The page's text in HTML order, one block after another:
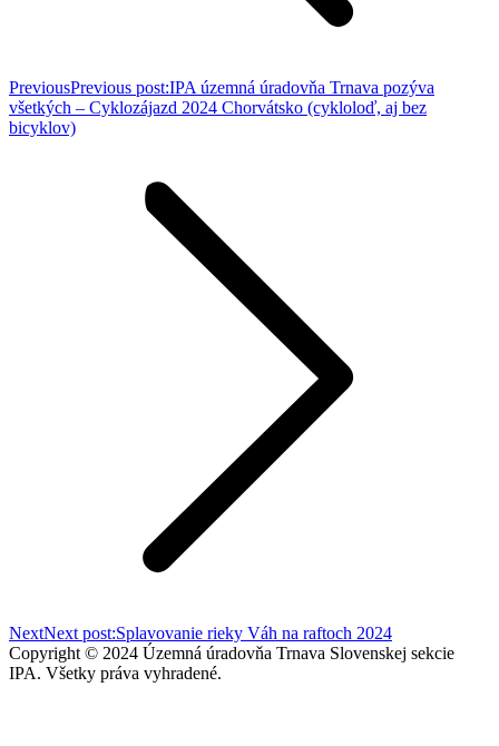
PreviousPrevious post:IPA územná úradovňa Trnava pozýva
všetkých – Cyklozájazd 2024 Chorvátsko (cykloloď, aj bez
bicyklov)
NextNext post:Splavovanie rieky Váh na raftoch 2024
Copyright © 2024 Územná úradovňa Trnava Slovenskej sekcie
IPA. Všetky práva vyhradené.